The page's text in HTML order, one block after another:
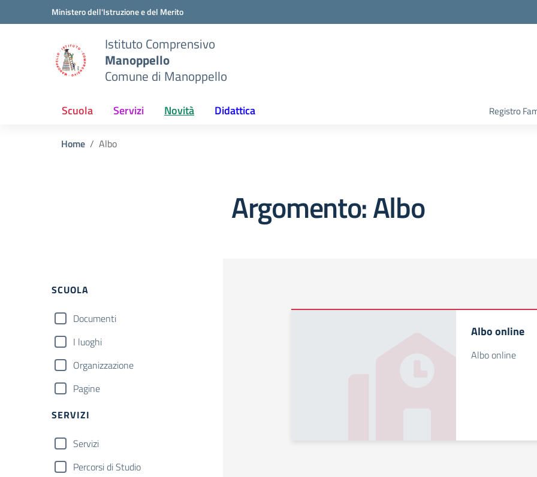
Vai ai contenuti
Vai al menu di navigazioneMinistero dell'Istruzione e del Merito
Istituto Comprensivo
Manoppello
Comune di Manoppello
Scuola Servizi Novità Didattica Registro
Home Albo
Argomento: Albo
Filtri
SCUOLA
Documenti
I luoghi
Organizzazione
Pagine
SERVIZI
Servizi
Percorsi di Studio
Albo online
Albo online